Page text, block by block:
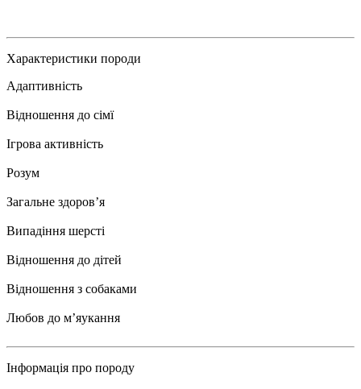
Характеристики породи
Адаптивність
Відношення до сімї
Ігрова активність
Розум
Загальне здоровʼя
Випадіння шерсті
Відношення до дітей
Відношення з собаками
Любов до мʼяукання
Інформація про породу